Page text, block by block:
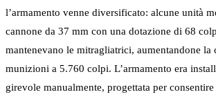
l’armamento venne diversificato: alcune unità
cannone da 37 mm con una dotazione di 68
mantenevano le mitragliatrici, aumentandone la
munizioni a 5.760 colpi. L’armamento era
girevole manualmente, progettata per